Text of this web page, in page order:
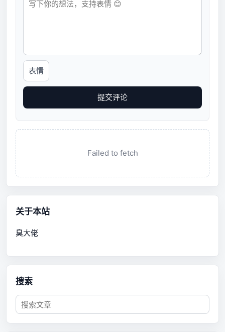
表情
提交评论
Failed to fetch
关于本站
臭大佬
搜索